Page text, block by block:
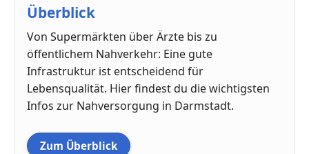
Überblick
Von Supermärkten über Ärzte bis zu
öffentlichem Nahverkehr: Eine gute
Infrastruktur ist entscheidend für
Lebensqualität. Hier findest du die wichtigsten
Infos zur Nahversorgung in Darmstadt.
Zum Überblick